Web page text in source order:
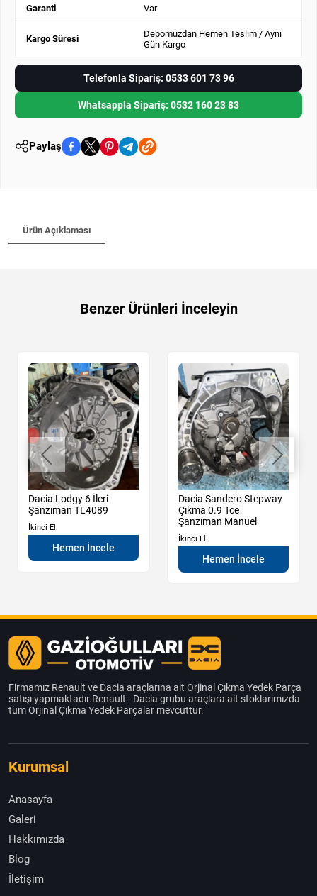
Garanti Var
Kargo Süresi
Depomuzdan Hemen Teslim / Aynı
Gün Kargo
Telefonla Sipariş: 0533 601 73 96
Whatsappla Sipariş: 0532 160 23 83
Paylaş
Ürün Açıklaması
Benzer Ürünleri İnceleyin
Dacia Lodgy 6 İleri
Şanzıman TL4089
İkinci El
Hemen İncele
Dacia Sandero Stepway
Çıkma 0.9 Tce
Şanzıman Manuel
İkinci El
Hemen İncele
Firmamız Renault ve Dacia araçlarına ait Orjinal Çıkma Yedek Parça
satışı yapmaktadır.Renault - Dacia grubu araçlara ait stoklarımızda
tüm Orjinal Çıkma Yedek Parçalar mevcuttur.
Kurumsal
Anasayfa
Galeri
Hakkımızda
Blog
İletişim